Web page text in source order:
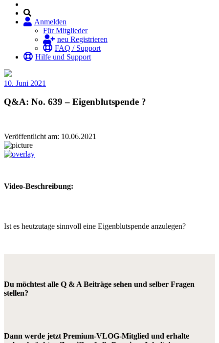
Anmelden
Für Mitglieder
neu Registrieren
FAQ / Support
Hilfe und Support
10. Juni 2021
Q&A: No. 639 – Eigenblutspende ?
Veröffentlicht am: 10.06.2021
Video-Beschreibung:
Ist es heutzutage sinnvoll eine Eigenblutspende anzulegen?
Du möchtest alle Q & A Beiträge sehen und selber Fragen
stellen?
Dann werde jetzt Premium-VLOG-Mitglied und erhalte